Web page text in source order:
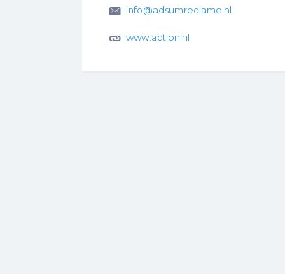
info@adsumreclame.nl
www.action.nl